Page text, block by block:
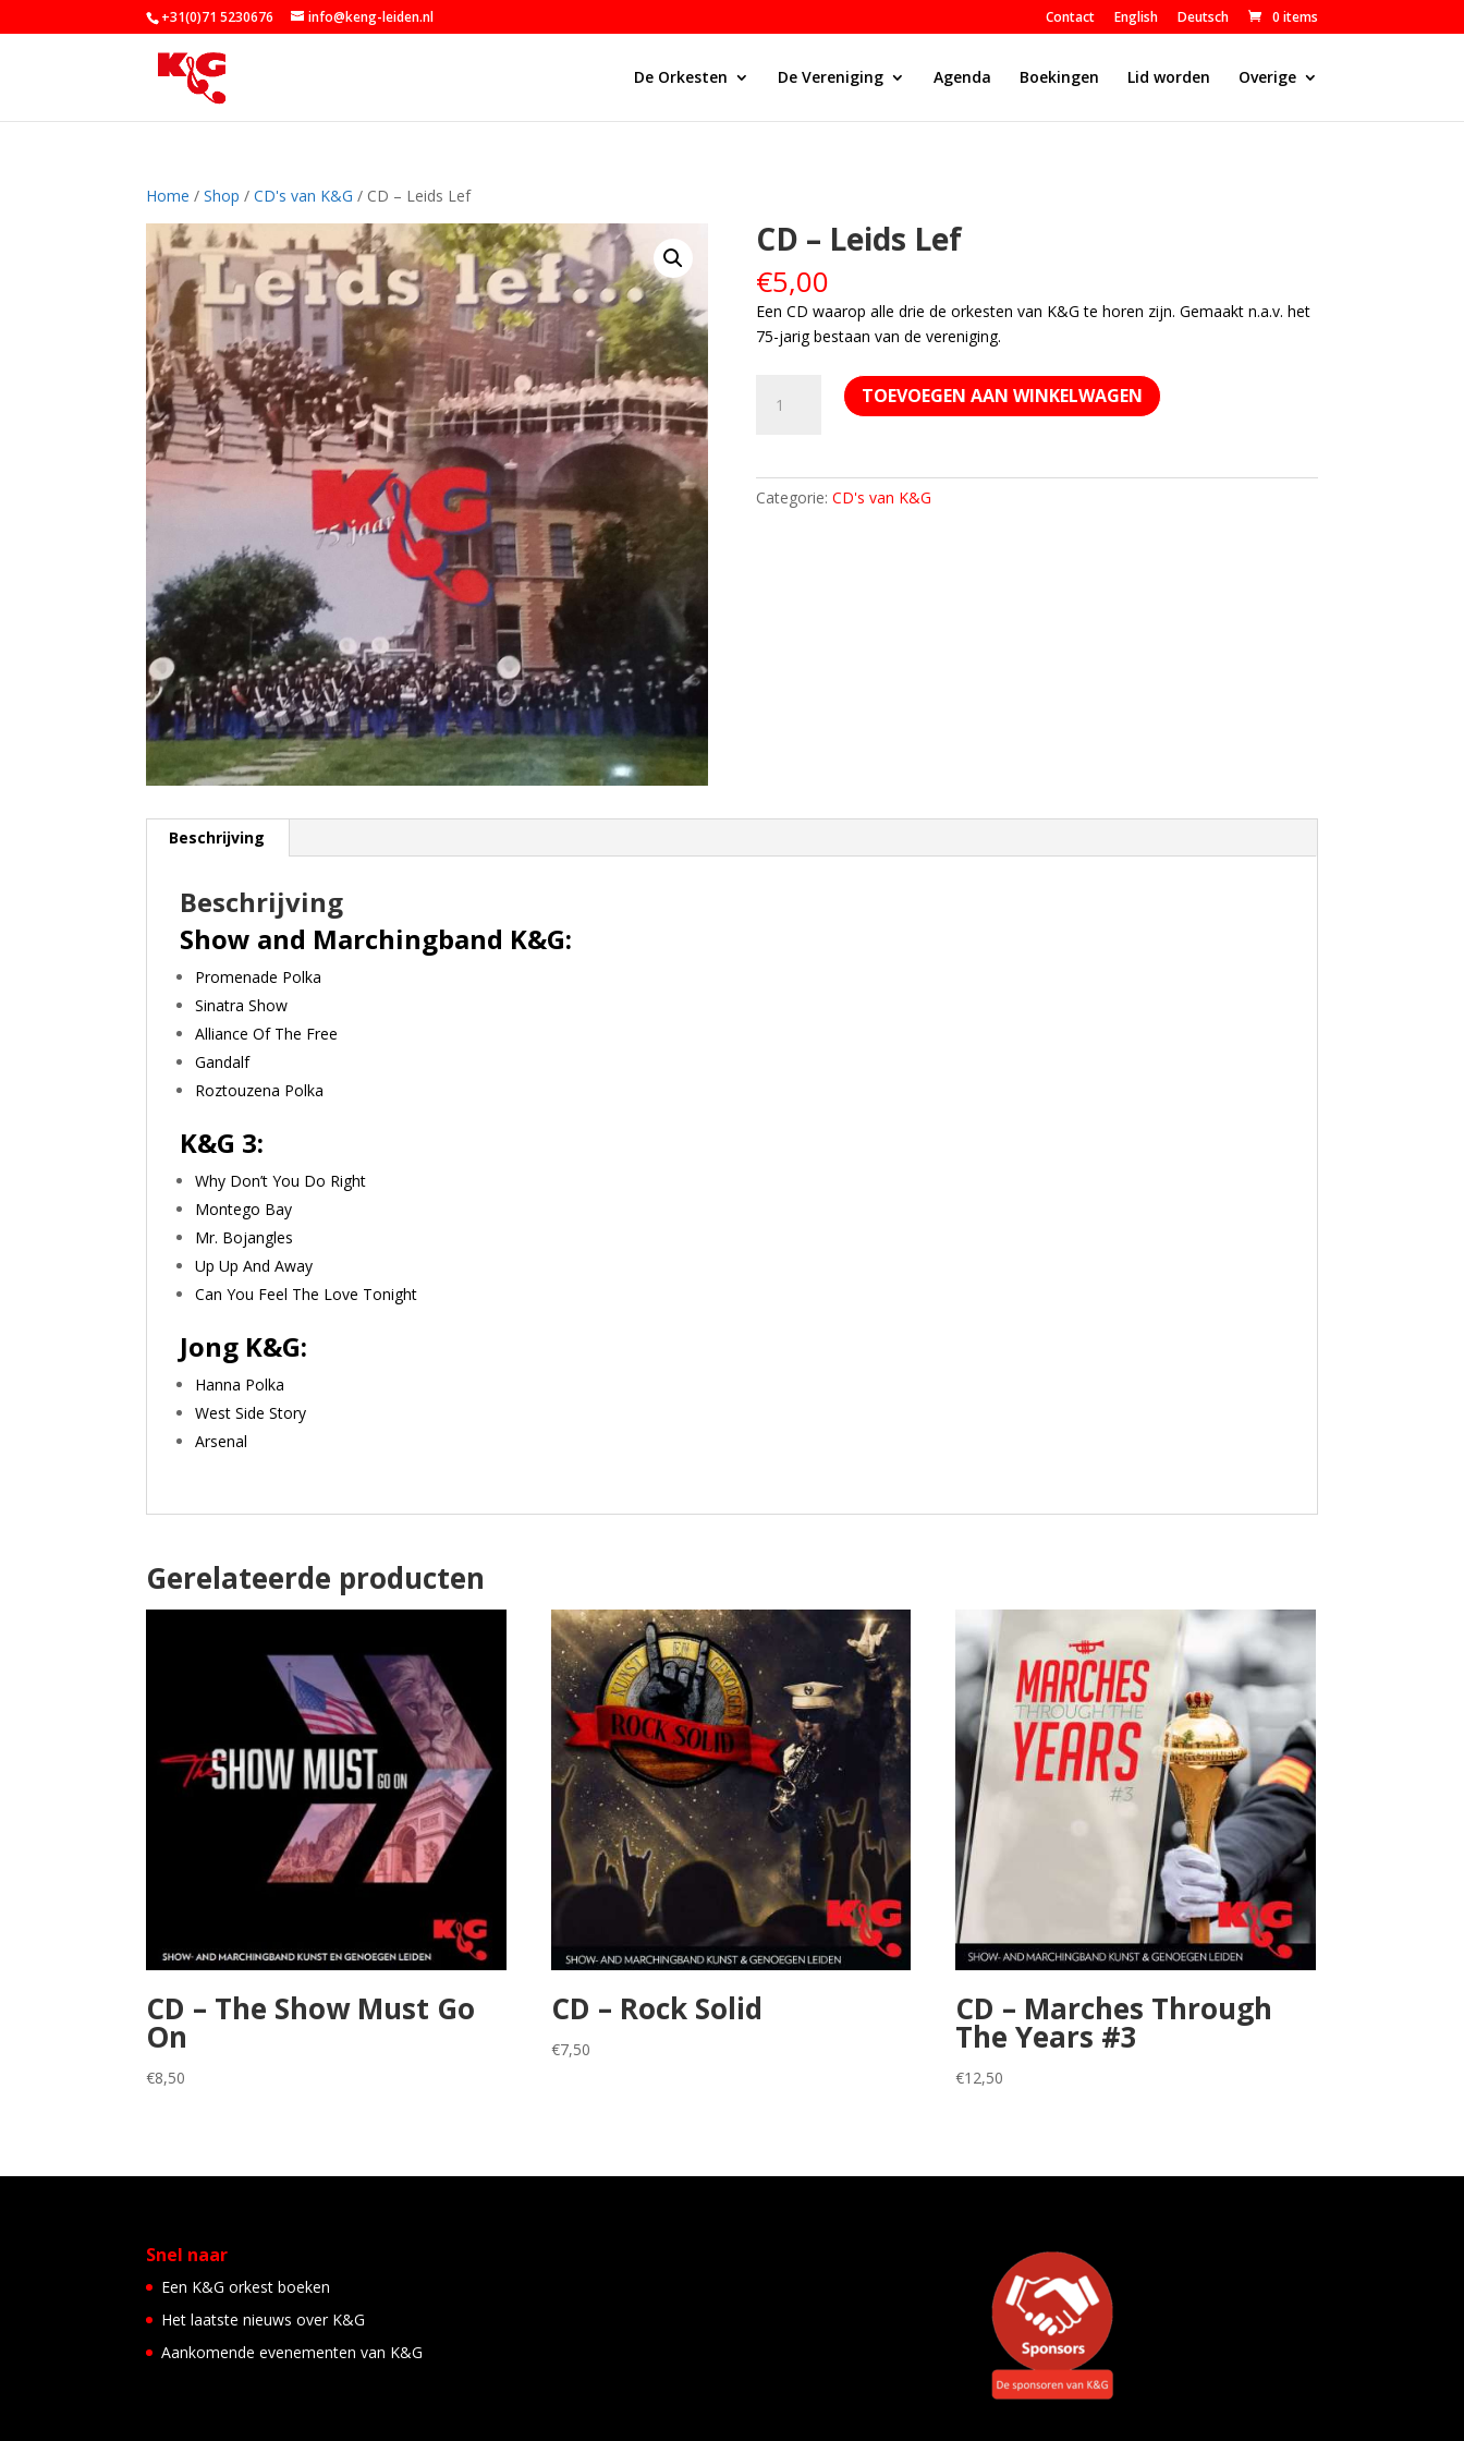
+31(0)71 5230676 info@keng-leiden.nl Contact English Deutsch 0 items
De Orkesten De Vereniging Agenda Boekingen Lid worden Overige
Home /Shop /CD's van K&G / CD – Leids Lef
CD – Leids Lef
€5,00
Een CD waarop alle drie de orkesten van K&G te horen zijn. Gemaakt n.a.v. het
75-jarig bestaan van de vereniging.
TOEVOEGEN AAN WINKELWAGEN
Categorie: CD's van K&G
Beschrijving
Beschrijving
Show and Marchingband K&G:
Promenade Polka
Sinatra Show
Alliance Of The Free
Gandalf
Roztouzena Polka
K&G 3:
Why Don’t You Do Right
Montego Bay
Mr. Bojangles
Up Up And Away
Can You Feel The Love Tonight
Jong K&G:
Hanna Polka
West Side Story
Arsenal
Gerelateerde producten
CD – The Show Must Go
On
€8,50
CD – Rock Solid
€7,50
CD – Marches Through
The Years #3
€12,50
Snel naar
Een K&G orkest boeken
Het laatste nieuws over K&G
Aankomende evenementen van K&G